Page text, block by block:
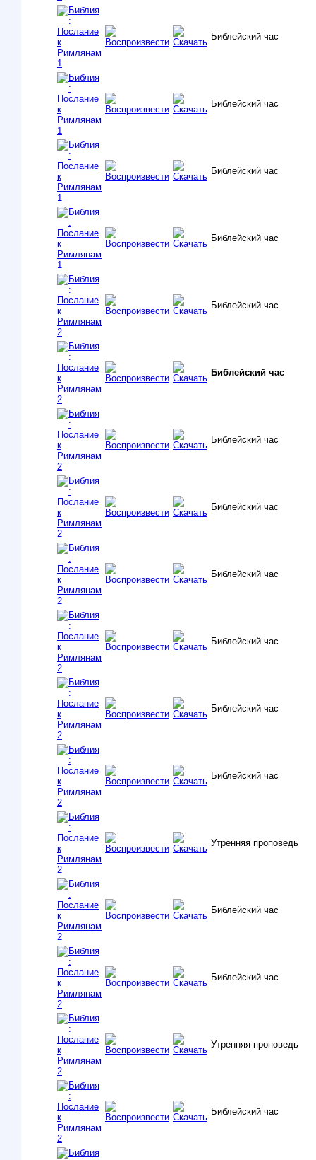
Библейский час
Библейский час
Библейский час
Библейский час
Библейский час
Библейский час
Библейский час
Библейский час
Библейский час
Библейский час
Библейский час
Библейский час
Утренняя проповедь
Библейский час
Библейский час
Утренняя проповедь
Библейский час